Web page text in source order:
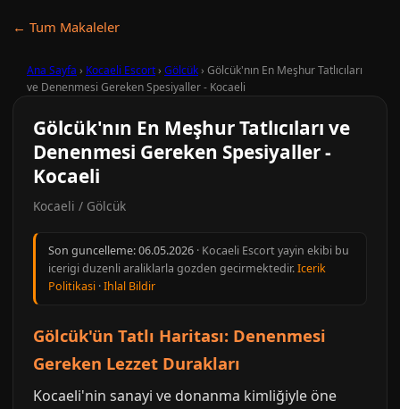
← Tum Makaleler
Ana Sayfa › Kocaeli Escort› Gölcük› Gölcük'nın En Meşhur Tatlıcıları
ve Denenmesi Gereken Spesiyaller - Kocaeli
Gölcük'nın En Meşhur Tatlıcıları ve
Denenmesi Gereken Spesiyaller -
Kocaeli
Kocaeli / Gölcük
Son guncelleme:06.05.2026 · Kocaeli Escort yayin ekibi bu
icerigi duzenli araliklarla gozden gecirmektedir.Icerik
Politikasi ·Ihlal Bildir
Gölcük'ün Tatlı Haritası: Denenmesi
Gereken Lezzet Durakları
Kocaeli'nin sanayi ve donanma kimliğiyle öne